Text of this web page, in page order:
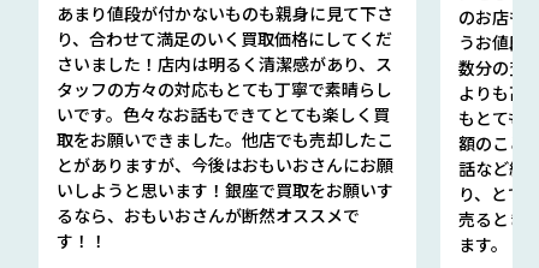
あまり値段が付かないものも親身に見て下さ
り、合わせて満足のいく買取価格にしてくだ
さいました！店内は明るく清潔感があり、ス
タッフの方々の対応もとても丁寧で素晴らし
いです。色々なお話もできてとても楽しく買
取をお願いできました。他店でも売却したこ
とがありますが、今後はおもいおさんにお願
いしようと思います！銀座で買取をお願いす
るなら、おもいおさんが断然オススメで
す！！
のお店も
うお値段
数分の査
よりも高
もとても
額のこと
話など細
り、とて
売るとき
ます。